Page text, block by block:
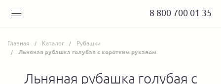
8 800 700 01 35
Главная Каталог Рубашки
Льняная рубашка голубая с коротким рукавом
Льняная рубашка голубая с